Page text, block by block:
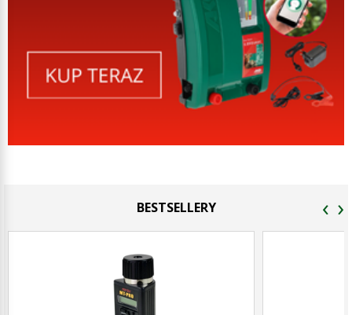
BESTSELLERY ‹ ›